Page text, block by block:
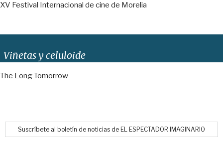
XV Festival Internacional de cine de Morelia
Viñetas y celuloide
The Long Tomorrow
Suscríbete al boletín de noticias de EL ESPECTADOR IMAGINARIO